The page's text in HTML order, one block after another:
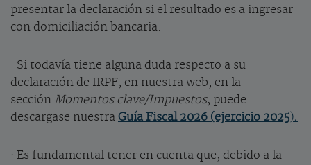
presentar la declaración si el resultado es a ingresar
con domiciliación bancaria.
· Si todavía tiene alguna duda respecto a su
declaración de IRPF, en nuestra web, en la
sección Momentos clave/Impuestos, puede
descargase nuestra Guía Fiscal 2026 (ejercicio 2025).
· Es fundamental tener en cuenta que, debido a la